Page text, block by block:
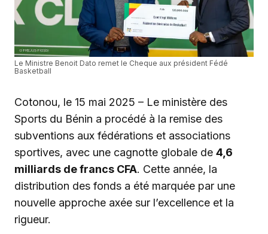
Le Ministre Benoit Dato remet le Cheque aux président Fédé
Basketball
Cotonou, le 15 mai 2025 – Le ministère des
Sports du Bénin a procédé à la remise des
subventions aux fédérations et associations
sportives, avec une cagnotte globale de 4,6
milliards de francs CFA. Cette année, la
distribution des fonds a été marquée par une
nouvelle approche axée sur l’excellence et la
rigueur.